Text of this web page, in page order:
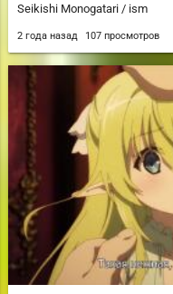
Seikishi Monogatari / ism
2 года назад 107 просмотров